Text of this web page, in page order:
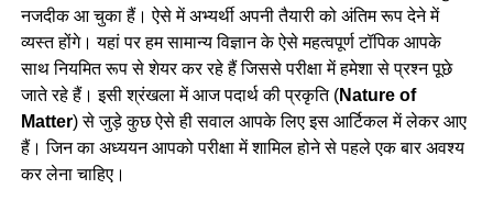
नजदीक आ चुका हैं। ऐसे में अभ्यर्थी अपनी तैयारी को अंतिम रूप देने में
व्यस्त होंगे। यहां पर हम सामान्य विज्ञान के ऐसे महत्वपूर्ण टॉपिक आपके
साथ नियमित रूप से शेयर कर रहे हैं जिससे परीक्षा में हमेशा से प्रश्न पूछे
जाते रहे हैं। इसी श्रंखला में आज पदार्थ की प्रकृति (Nature of
Matter) से जुड़े कुछ ऐसे ही सवाल आपके लिए इस आर्टिकल में लेकर आए
हैं। जिन का अध्ययन आपको परीक्षा में शामिल होने से पहले एक बार अवश्य
कर लेना चाहिए।